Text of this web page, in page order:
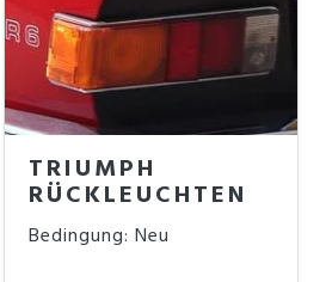
TRIUMPH
RÜCKLEUCHTEN
Bedingung: Neu